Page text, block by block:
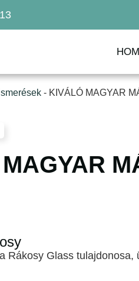
- KIVÁLÓ MAGYAR
Rákosy Glass tulajdonosa,